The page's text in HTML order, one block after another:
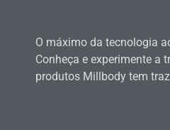
O máximo da tecnologia
Conheça e experimente a
produtos Millbody tem